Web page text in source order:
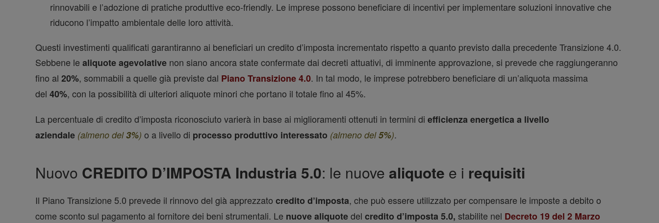
rinnovabili e l’adozione di pratiche produttive eco-friendly. Le imprese possono beneficiare di incentivi per implementare soluzioni innovative che
riducono l’impatto ambientale delle loro attività.
Questi investimenti qualificati garantiranno ai beneficiari un credito d’imposta incrementato rispetto a quanto previsto dalla precedente Transizione 4.0.
Sebbene le aliquote agevolative non siano ancora state confermate dai decreti attuativi, di imminente approvazione, si prevede che raggiungeranno
fino al 20%, sommabili a quelle già previste dal Piano Transizione 4.0. In tal modo, le imprese potrebbero beneficiare di un’aliquota massima
del 40%, con la possibilità di ulteriori aliquote minori che portano il totale fino al 45%.
La percentuale di credito d’imposta riconosciuto varierà in base ai miglioramenti ottenuti in termini di efficienza energetica a livello
aziendale (almeno del3%) o a livello di processo produttivo interessato (almeno del5%).
Nuovo CREDITO D’IMPOSTA Industria 5.0: le nuove aliquote e i requisiti
Il Piano Transizione 5.0 prevede il rinnovo del già apprezzato credito d’imposta, che può essere utilizzato per compensare le imposte a debito o
come sconto sul pagamento al fornitore dei beni strumentali. Le nuovealiquotedel credito d’imposta 5.0, stabilite nel Decreto 19 del 2 Marzo